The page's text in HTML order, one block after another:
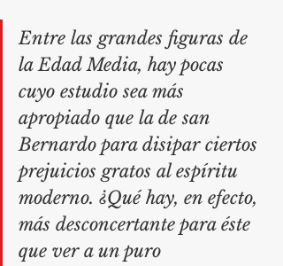
Entre las grandes figuras de
la Edad Media, hay pocas
cuyo estudio sea más
apropiado que la de san
Bernardo para disipar ciertos
prejuicios gratos al espíritu
moderno. ¿Qué hay, en efecto,
más desconcertante para éste
que ver a un puro